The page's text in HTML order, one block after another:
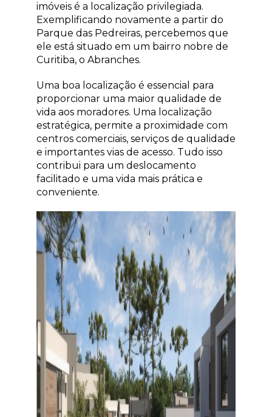
imóveis é a localização privilegiada.
Exemplificando novamente a partir do
Parque das Pedreiras, percebemos que
ele está situado em um bairro nobre de
Curitiba, o Abranches.
Uma boa localização é essencial para
proporcionar uma maior qualidade de
vida aos moradores. Uma localização
estratégica, permite a proximidade com
centros comerciais, serviços de qualidade
e importantes vias de acesso. Tudo isso
contribui para um deslocamento
facilitado e uma vida mais prática e
conveniente.